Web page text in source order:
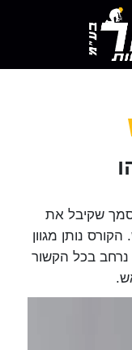
בתחום
פרטים
שקיבל את
נותן מגוון
נרחב בכל הקשור